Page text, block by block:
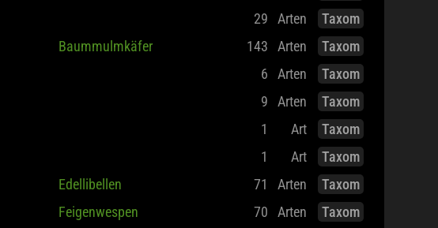
29 Arten
Taxom
Baummulmkäfer 143 Arten
Taxom
6 Arten
Taxom
9 Arten
Taxom
1 Art
Taxom
1 Art
Taxom
Edellibellen 71 Arten
Taxom
Feigenwespen 70 Arten
Taxom